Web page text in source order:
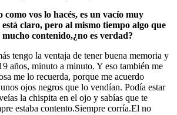
vos lo hacés, es un vacío muy
claro, pero al mismo tiempo algo que
contenido,¿no es verdad?
tengo la ventaja de tener buena memoria y
años, minuto a minuto. Y eso también me
me lo recuerda, porque me acuerdo
ojos negros que lo vendían. Podía estar
la chispita en el ojo y sabías que te
estaba contento.Siempre corría.El no